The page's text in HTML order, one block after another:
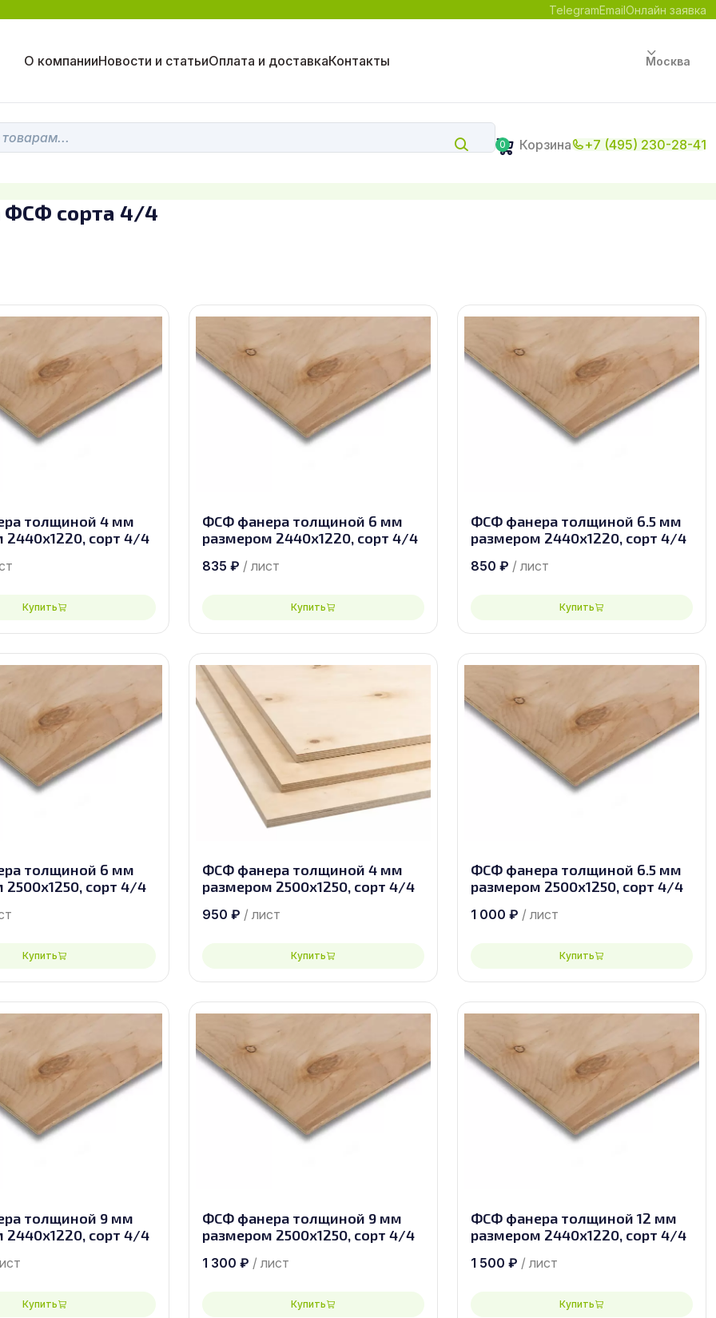
TelegramEmailОнлайн заявка
О компанииНовости и статьиОплата и доставкаКонтакты Москва
0 Корзина +7 (495) 230-28-41
ФСФ сорта 4/4
толщиной 4 мм
2440х1220, сорт 4/4
Купить
ФСФ фанера толщиной 6 мм
размером 2440х1220, сорт 4/4
835 ₽ / лист
Купить
ФСФ фанера толщиной 6.5 мм
размером 2440х1220, сорт 4/4
850 ₽ / лист
Купить
толщиной 6 мм
2500х1250, сорт 4/4
Купить
ФСФ фанера толщиной 4 мм
размером 2500х1250, сорт 4/4
950 ₽ / лист
Купить
ФСФ фанера толщиной 6.5 мм
размером 2500х1250, сорт 4/4
1 000 ₽ / лист
Купить
толщиной 9 мм
2440х1220, сорт 4/4
Купить
ФСФ фанера толщиной 9 мм
размером 2500х1250, сорт 4/4
1 300 ₽ / лист
Купить
ФСФ фанера толщиной 12 мм
размером 2440х1220, сорт 4/4
1 500 ₽ / лист
Купить